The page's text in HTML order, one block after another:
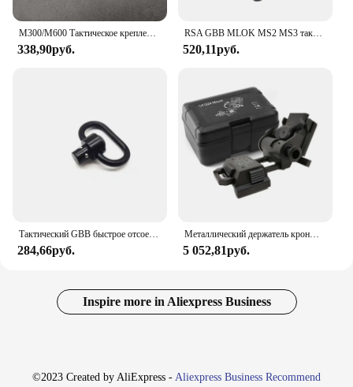
M300/M600 Тактическое крепление для фонаря с ЧПУ, металлическое смещенное крепление для скутера, быстросъемное крепление на рейку для Mlok Rail, охотничьи аксессуары
338,90руб.
RSA GBB MLOK MS2 MS3 тактическое Крепление-слинг KeyMod поворотный для системы KeyMod и аксессуары для фотоохоты gun AR15 AK47 AK74
520,11руб.
284,66руб.
Металлический держатель кронштейна L4 G24 L4G24 NVG Wilcox для PVS15 PVS18 GPNVG18 Goggle Night Vision Stent Skip Fast OPS Детали шлема
5 052,81руб.
Inspire more in Aliexpress Business
©2023 Created by AliExpress - Aliexpress Business Recommend